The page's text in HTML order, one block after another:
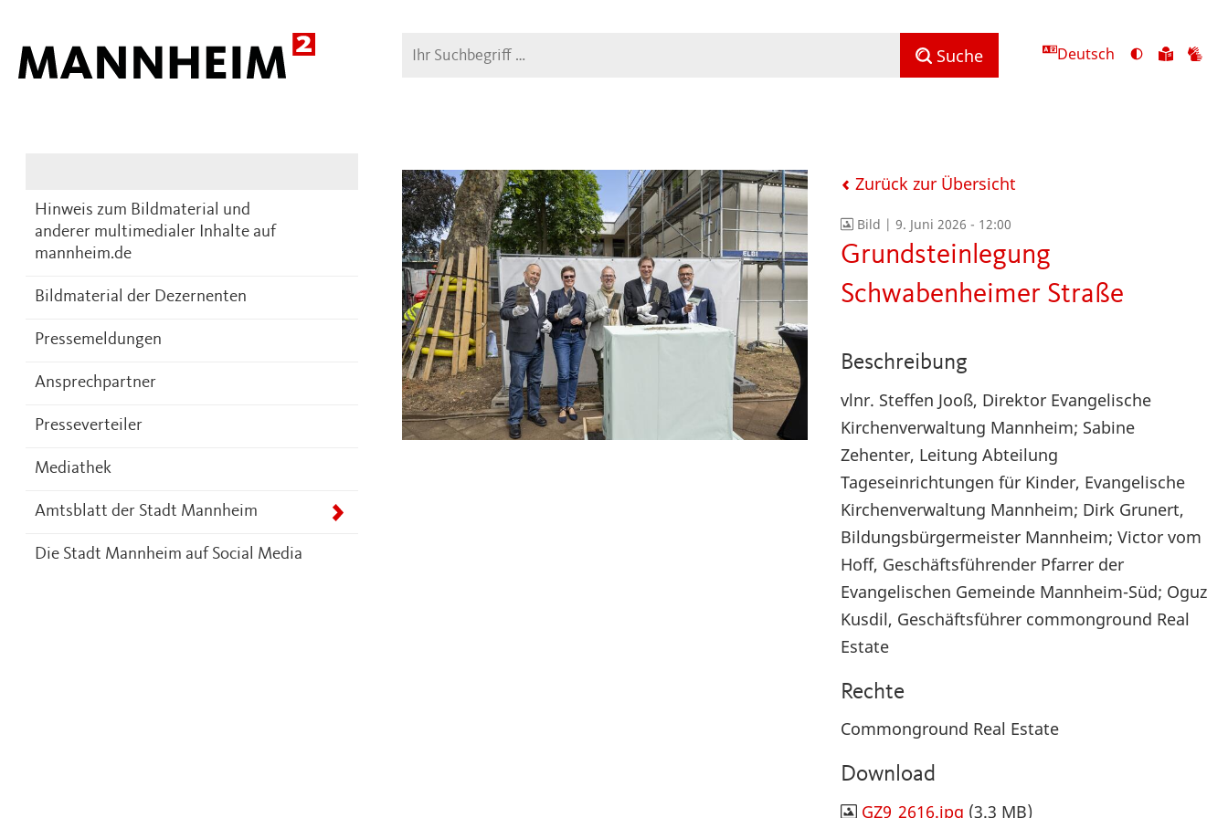
Suche Suche Deutsch
Ansicht
Zu
Hinweis zum Bildmaterial und
anderer multimedialer Inhalte auf
mannheim.de
Bildmaterial der Dezernenten
Pressemeldungen
Ansprechpartner
Presseverteiler
Mediathek
Amtsblatt der Stadt Mannheim
Die Stadt Mannheim auf Social Media
Zurück zur Übersicht
Bild |9. Juni 2026 - 12:00
Grundsteinlegung
Schwabenheimer Straße
Beschreibung
vlnr. Steffen Jooß, Direktor Evangelische
Kirchenverwaltung Mannheim; Sabine
Zehenter, Leitung Abteilung
Tageseinrichtungen für Kinder, Evangelische
Kirchenverwaltung Mannheim; Dirk Grunert,
Bildungsbürgermeister Mannheim; Victor vom
Hoff, Geschäftsführender Pfarrer der
Evangelischen Gemeinde Mannheim-Süd; Oguz
Kusdil, Geschäftsführer commonground Real
Estate
Rechte
Commonground Real Estate
Download
GZ9_2616.jpg (3.3 MB)